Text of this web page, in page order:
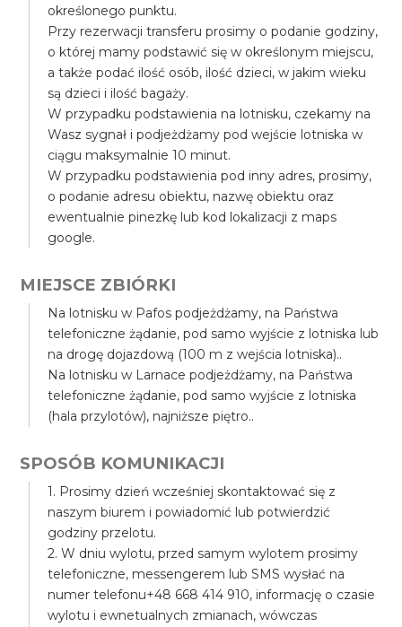
określonego punktu.
Przy rezerwacji transferu prosimy o podanie godziny,
o której mamy podstawić się w określonym miejscu,
a także podać ilość osób, ilość dzieci, w jakim wieku
są dzieci i ilość bagaży.
W przypadku podstawienia na lotnisku, czekamy na
Wasz sygnał i podjeżdżamy pod wejście lotniska w
ciągu maksymalnie 10 minut.
W przypadku podstawienia pod inny adres, prosimy,
o podanie adresu obiektu, nazwę obiektu oraz
ewentualnie pinezkę lub kod lokalizacji z maps
google.
MIEJSCE ZBIÓRKI
Na lotnisku w Pafos podjeżdżamy, na Państwa
telefoniczne żądanie, pod samo wyjście z lotniska lub
na drogę dojazdową (100 m z wejścia lotniska)..
Na lotnisku w Larnace podjeżdżamy, na Państwa
telefoniczne żądanie, pod samo wyjście z lotniska
(hala przylotów), najniższe piętro..
SPOSÓB KOMUNIKACJI
1. Prosimy dzień wcześniej skontaktować się z
naszym biurem i powiadomić lub potwierdzić
godziny przelotu.
2. W dniu wylotu, przed samym wylotem prosimy
telefoniczne, messengerem lub SMS wysłać na
numer telefonu+48 668 414 910, informację o czasie
wylotu i ewnetualnych zmianach, wówczas